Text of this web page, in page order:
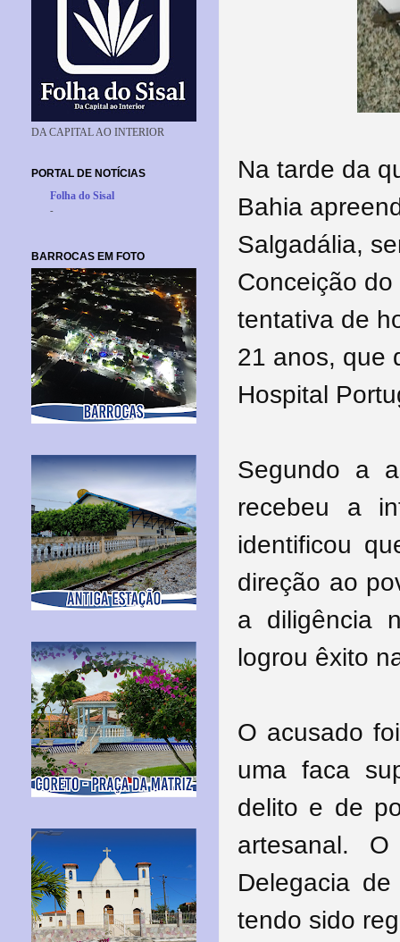
Na tarde da
Bahia
Salgadália,
Conceição
tentativa de
21 anos, que
Hospital
Segundo a
recebeu a
identificou
direção ao
a diligência
logrou êxito
O acusado
uma faca
delito e de
artesanal.
Delegacia
tendo sido
DA CAPITAL AO INTERIOR
PORTAL DE NOTÍCIAS
Folha do Sisal
-
BARROCAS EM FOTO